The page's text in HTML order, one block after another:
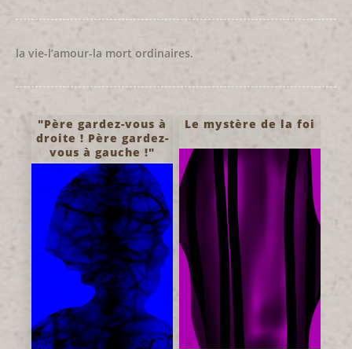
la vie-l’amour-la mort ordinaires.
"Père gardez-vous à
droite ! Père gardez-
vous à gauche !"
Le mystère de la foi